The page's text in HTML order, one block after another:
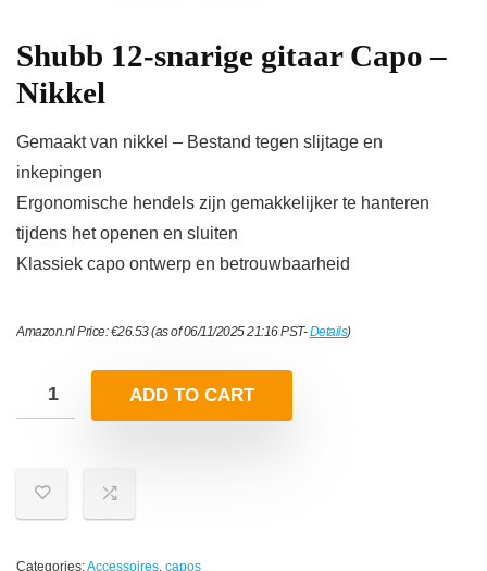
Shubb 12-snarige gitaar Capo –
Nikkel
Gemaakt van nikkel – Bestand tegen slijtage en
inkepingen
Ergonomische hendels zijn gemakkelijker te hanteren
tijdens het openen en sluiten
Klassiek capo ontwerp en betrouwbaarheid
Amazon.nl Price:€26.53(as of 06/11/2025 21:16 PST-Details)
ADD TO CART
Categories:Accessoires, capos